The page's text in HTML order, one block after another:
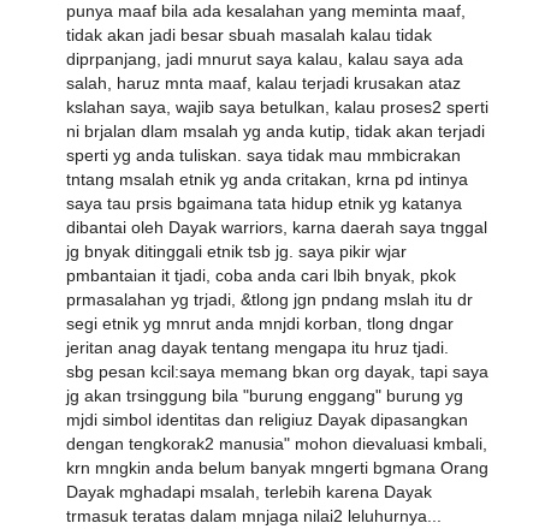
punya maaf bila ada kesalahan yang meminta maaf,
tidak akan jadi besar sbuah masalah kalau tidak
diprpanjang, jadi mnurut saya kalau, kalau saya ada
salah, haruz mnta maaf, kalau terjadi krusakan ataz
kslahan saya, wajib saya betulkan, kalau proses2 sperti
ni brjalan dlam msalah yg anda kutip, tidak akan terjadi
sperti yg anda tuliskan. saya tidak mau mmbicrakan
tntang msalah etnik yg anda critakan, krna pd intinya
saya tau prsis bgaimana tata hidup etnik yg katanya
dibantai oleh Dayak warriors, karna daerah saya tnggal
jg bnyak ditinggali etnik tsb jg. saya pikir wjar
pmbantaian it tjadi, coba anda cari lbih bnyak, pkok
prmasalahan yg trjadi, &tlong jgn pndang mslah itu dr
segi etnik yg mnrut anda mnjdi korban, tlong dngar
jeritan anag dayak tentang mengapa itu hruz tjadi.
sbg pesan kcil:saya memang bkan org dayak, tapi saya
jg akan trsinggung bila "burung enggang" burung yg
mjdi simbol identitas dan religiuz Dayak dipasangkan
dengan tengkorak2 manusia" mohon dievaluasi kmbali,
krn mngkin anda belum banyak mngerti bgmana Orang
Dayak mghadapi msalah, terlebih karena Dayak
trmasuk teratas dalam mnjaga nilai2 leluhurnya...